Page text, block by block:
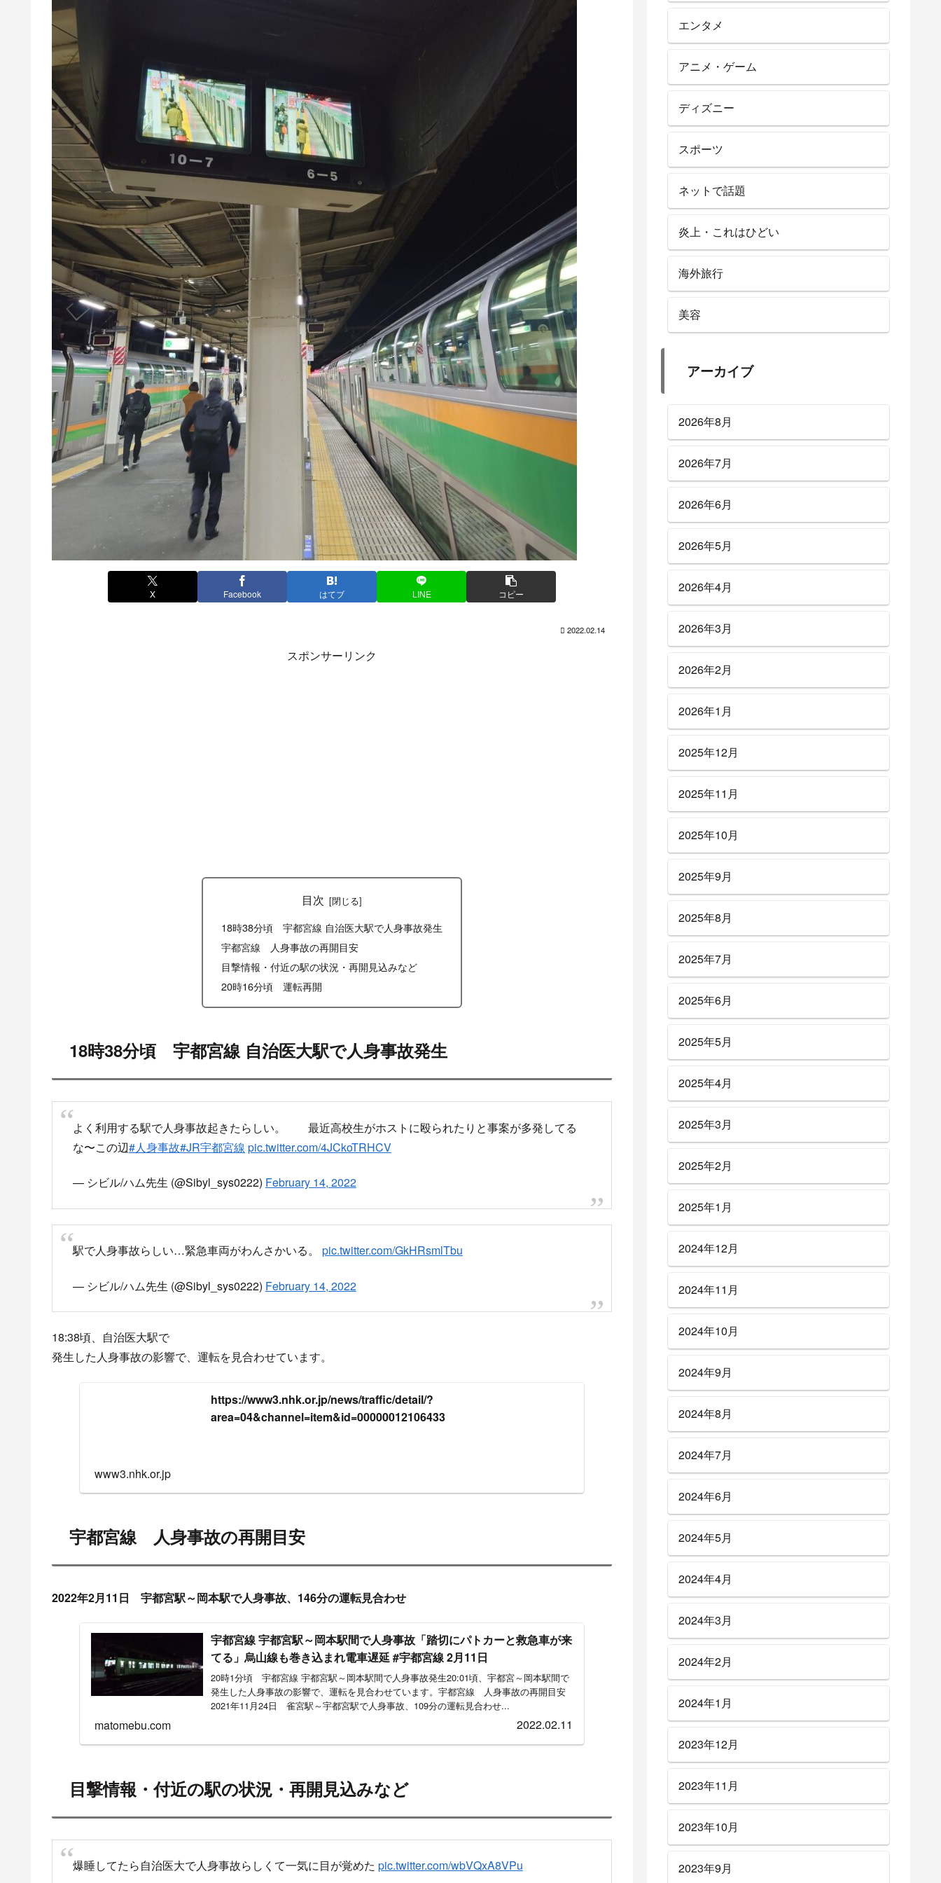
X Facebook はてブ LINE コピー
2022.02.14
スポンサーリンク
目次
18時38分頃 宇都宮線 自治医大駅で人身事故発生
宇都宮線 人身事故の再開目安
目撃情報・付近の駅の状況・再開見込みなど
20時16分頃 運転再開
18時38分頃 宇都宮線 自治医大駅で人身事故発生
よく利用する駅で人身事故起きたらしい。 最近高校生がホストに殴られたりと事案が多発してる
な〜この辺#人身事故#JR宇都宮線 pic.twitter.com/4JCkoTRHCV
— シビル/ハム先生 (@Sibyl_sys0222) February 14, 2022
駅で人身事故らしい…緊急車両がわんさかいる。 pic.twitter.com/GkHRsmlTbu
— シビル/ハム先生 (@Sibyl_sys0222) February 14, 2022
18:38頃、自治医大駅で
発生した人身事故の影響で、運転を見合わせています。
https://www3.nhk.or.jp/news/traffic/detail/?
area=04&channel=item&id=00000012106433
www3.nhk.or.jp
宇都宮線 人身事故の再開目安
2022年2月11日 宇都宮駅～岡本駅で人身事故、146分の運転見合わせ
宇都宮線 宇都宮駅～岡本駅間で人身事故「踏切にパトカーと救急車が来
てる」烏山線も巻き込まれ電車遅延 #宇都宮線 2月11日
20時1分頃 宇都宮線 宇都宮駅～岡本駅間で人身事故発生20:01頃、宇都宮～岡本駅間で
発生した人身事故の影響で、運転を見合わせています。宇都宮線 人身事故の再開目安
2021年11月24日 雀宮駅～宇都宮駅で人身事故、109分の運転見合わせ...
matomebu.com 2022.02.11
目撃情報・付近の駅の状況・再開見込みなど
爆睡してたら自治医大で人身事故らしくて一気に目が覚めた pic.twitter.com/wbVQxA8VPu
エンタメ
アニメ・ゲーム
ディズニー
スポーツ
ネットで話題
炎上・これはひどい
海外旅行
美容
アーカイブ
2026年8月
2026年7月
2026年6月
2026年5月
2026年4月
2026年3月
2026年2月
2026年1月
2025年12月
2025年11月
2025年10月
2025年9月
2025年8月
2025年7月
2025年6月
2025年5月
2025年4月
2025年3月
2025年2月
2025年1月
2024年12月
2024年11月
2024年10月
2024年9月
2024年8月
2024年7月
2024年6月
2024年5月
2024年4月
2024年3月
2024年2月
2024年1月
2023年12月
2023年11月
2023年10月
2023年9月